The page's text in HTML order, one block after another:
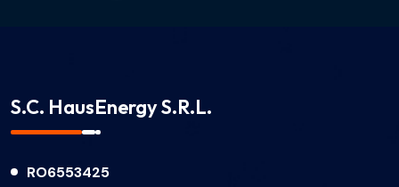
S.C. HausEnergy S.R.L.
RO6553425